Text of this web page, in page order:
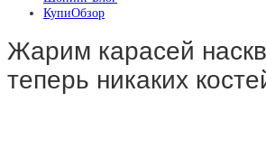
КупиОбзор
Жарим карасей
теперь никаких